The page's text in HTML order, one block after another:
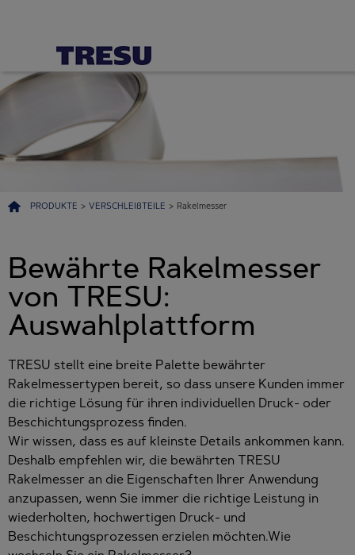
PRODUKTE > VERSCHLEIßTEILE > Rakelmesser
Bewährte Rakelmesser
von TRESU:
Auswahlplattform
TRESU stellt eine breite Palette bewährter
Rakelmessertypen bereit, so dass unsere Kunden immer
die richtige Lösung für ihren individuellen Druck- oder
Beschichtungsprozess finden.
Wir wissen, dass es auf kleinste Details ankommen kann.
Deshalb empfehlen wir, die bewährten TRESU
Rakelmesser an die Eigenschaften Ihrer Anwendung
anzupassen, wenn Sie immer die richtige Leistung in
wiederholten, hochwertigen Druck- und
Beschichtungsprozessen erzielen möchten.Wie